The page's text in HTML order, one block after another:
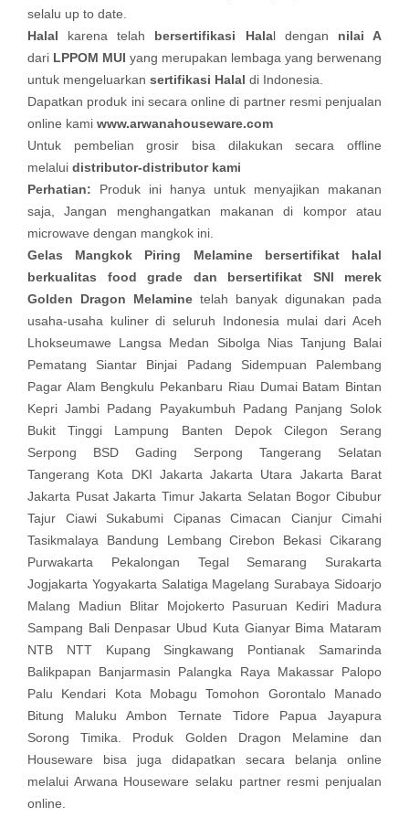
selalu up to date.
Halal karena telah bersertifikasi Halal dengan nilai A
dari LPPOM MUI yang merupakan lembaga yang berwenang
untuk mengeluarkan sertifikasi Halal di Indonesia.
Dapatkan produk ini secara online di partner resmi penjualan
online kami www.arwanahouseware.com
Untuk pembelian grosir bisa dilakukan secara offline
melalui distributor-distributor kami
Perhatian: Produk ini hanya untuk menyajikan makanan
saja, Jangan menghangatkan makanan di kompor atau
microwave dengan mangkok ini.
Gelas Mangkok Piring Melamine bersertifikat halal
berkualitas food grade dan bersertifikat SNI merek
Golden Dragon Melamine telah banyak digunakan pada
usaha-usaha kuliner di seluruh Indonesia mulai dari Aceh
Lhokseumawe Langsa Medan Sibolga Nias Tanjung Balai
Pematang Siantar Binjai Padang Sidempuan Palembang
Pagar Alam Bengkulu Pekanbaru Riau Dumai Batam Bintan
Kepri Jambi Padang Payakumbuh Padang Panjang Solok
Bukit Tinggi Lampung Banten Depok Cilegon Serang
Serpong BSD Gading Serpong Tangerang Selatan
Tangerang Kota DKI Jakarta Jakarta Utara Jakarta Barat
Jakarta Pusat Jakarta Timur Jakarta Selatan Bogor Cibubur
Tajur Ciawi Sukabumi Cipanas Cimacan Cianjur Cimahi
Tasikmalaya Bandung Lembang Cirebon Bekasi Cikarang
Purwakarta Pekalongan Tegal Semarang Surakarta
Jogjakarta Yogyakarta Salatiga Magelang Surabaya Sidoarjo
Malang Madiun Blitar Mojokerto Pasuruan Kediri Madura
Sampang Bali Denpasar Ubud Kuta Gianyar Bima Mataram
NTB NTT Kupang Singkawang Pontianak Samarinda
Balikpapan Banjarmasin Palangka Raya Makassar Palopo
Palu Kendari Kota Mobagu Tomohon Gorontalo Manado
Bitung Maluku Ambon Ternate Tidore Papua Jayapura
Sorong Timika. Produk Golden Dragon Melamine dan
Houseware bisa juga didapatkan secara belanja online
melalui Arwana Houseware selaku partner resmi penjualan
online.